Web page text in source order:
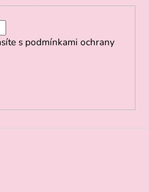
s podmínkami ochrany